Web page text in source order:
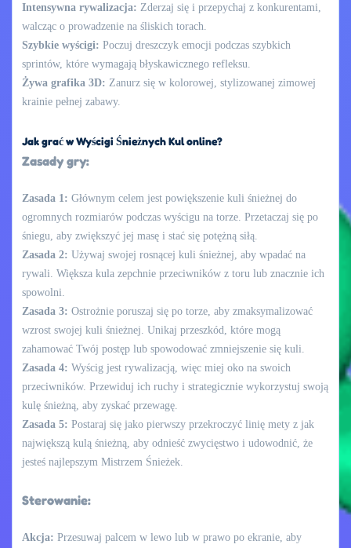
Intensywna rywalizacja: Zderzaj się i przepychaj z konkurentami,
walcząc o prowadzenie na śliskich torach.
Szybkie wyścigi: Poczuj dreszczyk emocji podczas szybkich
sprintów, które wymagają błyskawicznego refleksu.
Żywa grafika 3D: Zanurz się w kolorowej, stylizowanej zimowej
krainie pełnej zabawy.
Jak grać w Wyścigi Śnieżnych Kul online?
Zasady gry:
Zasada 1: Głównym celem jest powiększenie kuli śnieżnej do
ogromnych rozmiarów podczas wyścigu na torze. Przetaczaj się po
śniegu, aby zwiększyć jej masę i stać się potężną siłą.
Zasada 2: Używaj swojej rosnącej kuli śnieżnej, aby wpadać na
rywali. Większa kula zepchnie przeciwników z toru lub znacznie ich
spowolni.
Zasada 3: Ostrożnie poruszaj się po torze, aby zmaksymalizować
wzrost swojej kuli śnieżnej. Unikaj przeszkód, które mogą
zahamować Twój postęp lub spowodować zmniejszenie się kuli.
Zasada 4: Wyścig jest rywalizacją, więc miej oko na swoich
przeciwników. Przewiduj ich ruchy i strategicznie wykorzystuj swoją
kulę śnieżną, aby zyskać przewagę.
Zasada 5: Postaraj się jako pierwszy przekroczyć linię mety z jak
największą kulą śnieżną, aby odnieść zwycięstwo i udowodnić, że
jesteś najlepszym Mistrzem Śnieżek.
Sterowanie:
Akcja: Przesuwaj palcem w lewo lub w prawo po ekranie, aby